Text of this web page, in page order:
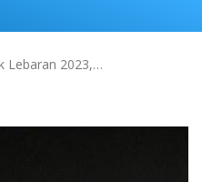
Lebaran 2023,…